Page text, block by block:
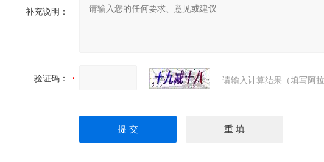
补充说明：
验证码： 请输入计算结果（填写阿